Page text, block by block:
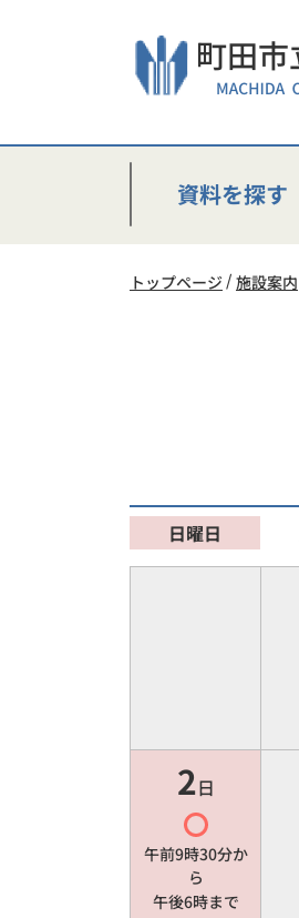
ッ
す。
資料を探す
トップページ 施設案内
日曜日
2日
午前9時30分か
ら
午後6時まで